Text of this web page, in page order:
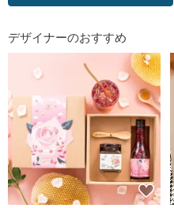
デザイナーのおすすめ